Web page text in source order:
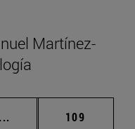
Martínez-
... Páginas intermedias
Página
109